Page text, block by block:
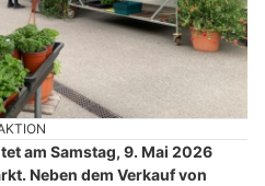
am Samstag, 9. Mai 2026
Neben dem Verkauf von